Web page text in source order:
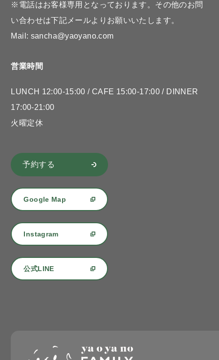
※電話はお客様専用となっております。その他のお問
い合わせは下記メールよりお願いいたします。
Mail: sancha@yaoyano.com
営業時間
LUNCH 12:00-15:00 / CAFE 15:00-17:00 / DINNER
17:00-21:00
火曜定休
予約する
Google Map
Instagram
公式LINE